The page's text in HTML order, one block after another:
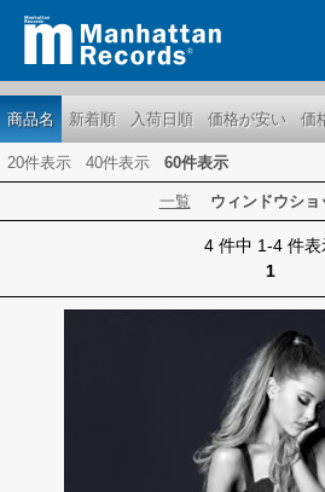
商品名 新着順 入荷日順 価格が安い 価
20件表示 40件表示 60件表示
一覧 ウィンドウショ
4 件中 1-4 件表
1